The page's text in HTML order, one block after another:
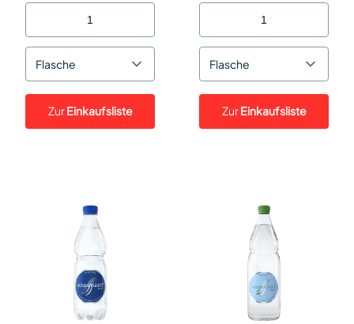
Flasche
ZurEinkaufsliste
Flasche
ZurEinkaufsliste